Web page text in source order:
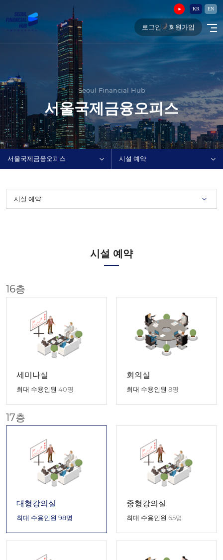
KR EN
로그인 회원가입
Seoul Financial Hub
서울국제금융오피스
서울국제금융오피스 시설 예약
시설 예약
시설 예약
16층
세미나실
최대 수용인원 40명
회의실
최대 수용인원 8명
17층
대형강의실
최대 수용인원 98명
중형강의실
최대 수용인원 65명